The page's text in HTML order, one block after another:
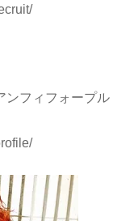
ンフィフォープル